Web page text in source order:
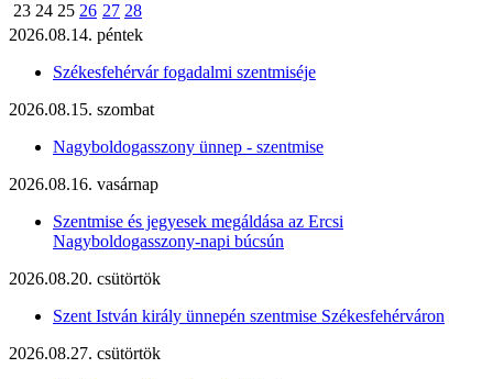
23 24 25 26 27 28
2026.08.14. péntek
Székesfehérvár fogadalmi szentmiséje
2026.08.15. szombat
Nagyboldogasszony ünnep - szentmise
2026.08.16. vasárnap
Szentmise és jegyesek megáldása az Ercsi
Nagyboldogasszony-napi búcsún
2026.08.20. csütörtök
Szent István király ünnepén szentmise Székesfehérváron
2026.08.27. csütörtök